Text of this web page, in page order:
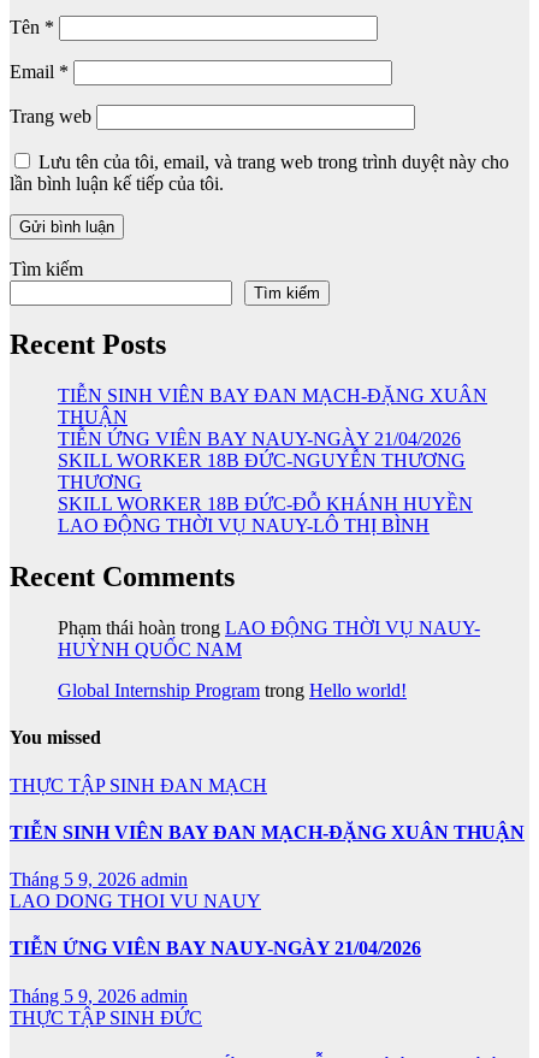
Tên *
Email *
Trang web
Lưu tên của tôi, email, và trang web trong trình duyệt này cho
lần bình luận kế tiếp của tôi.
Tìm kiếm
Tìm kiếm
Recent Posts
TIỄN SINH VIÊN BAY ĐAN MẠCH-ĐẶNG XUÂN
THUẬN
TIỄN ỨNG VIÊN BAY NAUY-NGÀY 21/04/2026
SKILL WORKER 18B ĐỨC-NGUYỄN THƯƠNG
THƯƠNG
SKILL WORKER 18B ĐỨC-ĐỖ KHÁNH HUYỀN
LAO ĐỘNG THỜI VỤ NAUY-LÔ THỊ BÌNH
Recent Comments
Phạm thái hoàn trong LAO ĐỘNG THỜI VỤ NAUY-
HUỲNH QUỐC NAM
Global Internship Program trong Hello world!
You missed
THỰC TẬP SINH ĐAN MẠCH
TIỄN SINH VIÊN BAY ĐAN MẠCH-ĐẶNG XUÂN THUẬN
Tháng 5 9, 2026 admin
LAO DONG THOI VU NAUY
TIỄN ỨNG VIÊN BAY NAUY-NGÀY 21/04/2026
Tháng 5 9, 2026 admin
THỰC TẬP SINH ĐỨC